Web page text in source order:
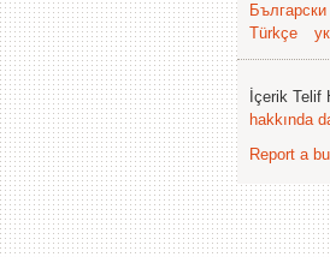
Türkçe
İçerik Telif
hakkında
Report a